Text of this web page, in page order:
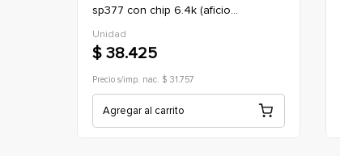
sp377 con chip 6.4k (aficio
sp377dnwx / sp377sfnwx)
Unidad
$ 38.425
Precio s/imp. nac. $ 31.757
Agregar al carrito